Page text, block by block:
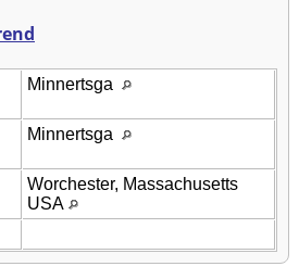
Minnertsga
Minnertsga
Worchester, Massachusetts
USA